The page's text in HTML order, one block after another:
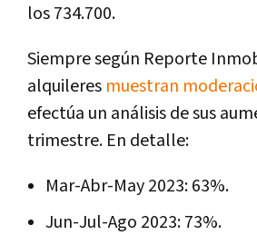
los 734.700.
Siempre según Reporte
alquileres muestran
efectúa un análisis de sus
trimestre. En detalle:
Mar-Abr-May 2023: 63%.
Jun-Jul-Ago 2023: 73%.